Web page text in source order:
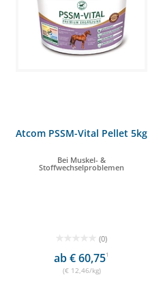
Atcom PSSM-Vital Pellet 5kg
Bei Muskel- &
Stoffwechselproblemen
(0)
ab € 60,751
(€ 12,46/kg)